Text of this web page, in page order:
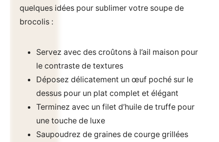
quelques idées pour sublimer votre soupe de
brocolis :
Servez avec des croûtons à l’ail maison pour
le contraste de textures
Déposez délicatement un œuf poché sur le
dessus pour un plat complet et élégant
Terminez avec un filet d’huile de truffe pour
une touche de luxe
Saupoudrez de graines de courge grillées